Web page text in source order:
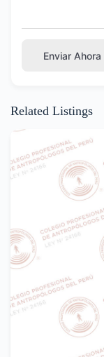
Enviar Ahora
Related Listings